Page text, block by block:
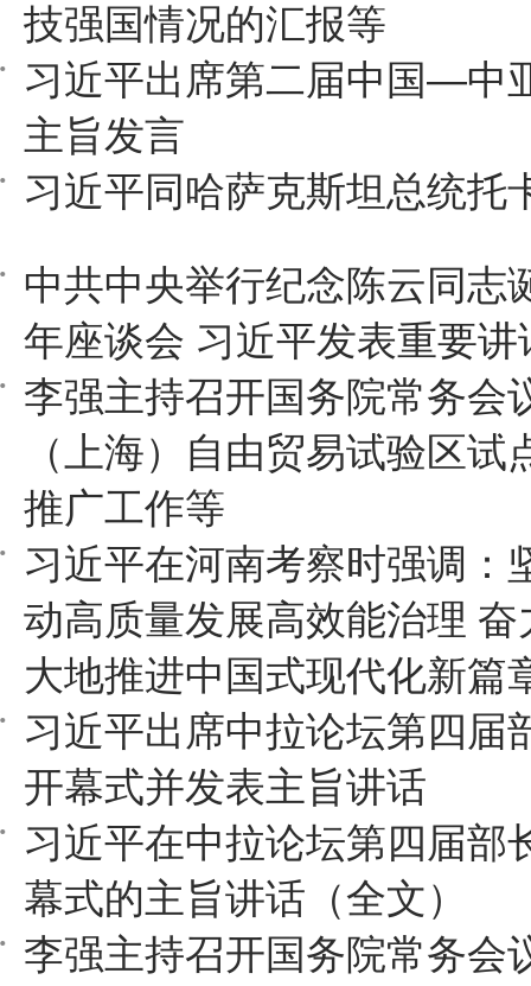
技强国情况的汇报等
习近平出席第二届中国—中
主旨发言
习近平同哈萨克斯坦总统托
中共中央举行纪念陈云同志
年座谈会 习近平发表重要讲
李强主持召开国务院常务会
（上海）自由贸易试验区试
推广工作等
习近平在河南考察时强调：
动高质量发展高效能治理 奋
大地推进中国式现代化新篇
习近平出席中拉论坛第四届
开幕式并发表主旨讲话
习近平在中拉论坛第四届部
幕式的主旨讲话（全文）
李强主持召开国务院常务会